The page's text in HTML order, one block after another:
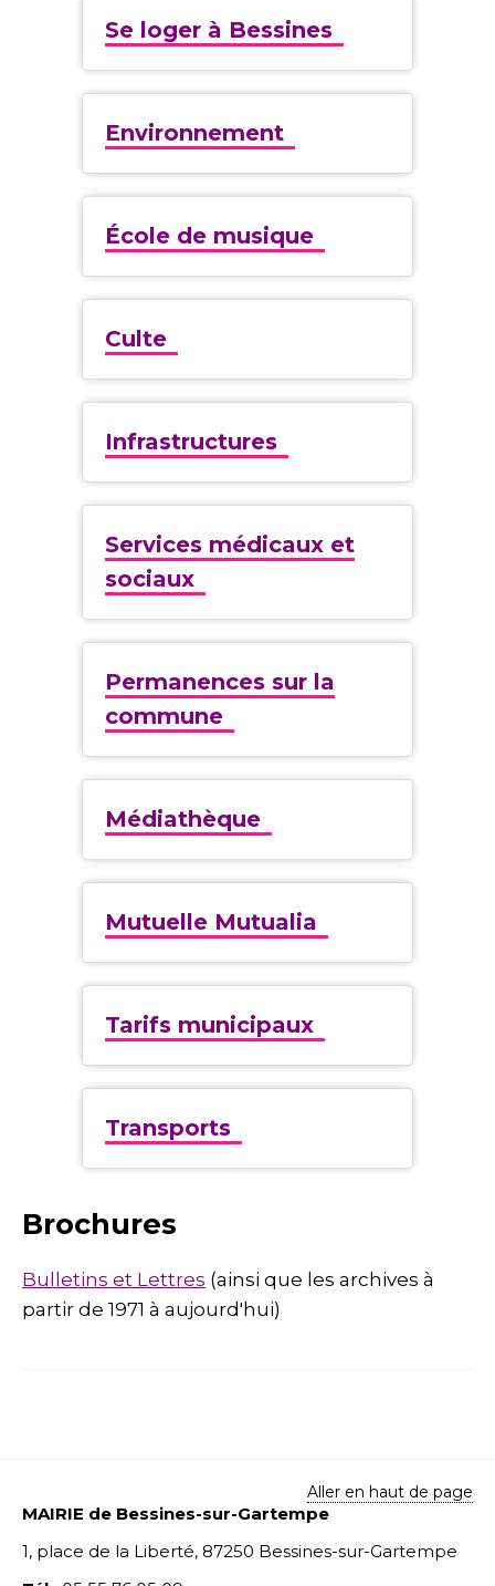
Se loger à Bessines
Environnement
École de musique
Culte
Infrastructures
Services médicaux et
sociaux
Permanences sur la
commune
Médiathèque
Mutuelle Mutualia
Tarifs municipaux
Transports
Brochures
Bulletins et Lettres (ainsi que les archives à
partir de 1971 à aujourd'hui)
Aller en haut de page
MAIRIE de Bessines-sur-Gartempe
1, place de la Liberté, 87250 Bessines-sur-Gartempe